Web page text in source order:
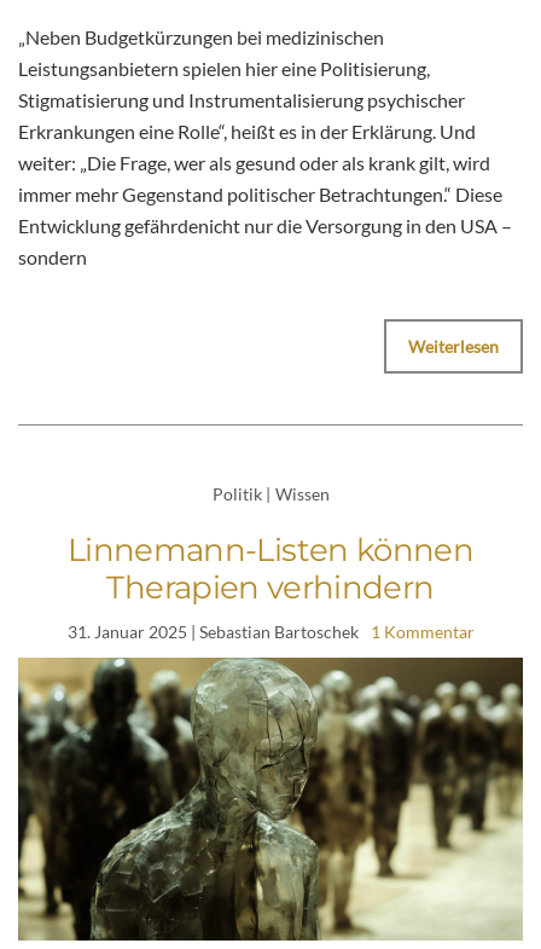
„Neben Budgetkürzungen bei medizinischen
Leistungsanbietern spielen hier eine Politisierung,
Stigmatisierung und Instrumentalisierung psychischer
Erkrankungen eine Rolle“, heißt es in der Erklärung. Und
weiter: „Die Frage, wer als gesund oder als krank gilt, wird
immer mehr Gegenstand politischer Betrachtungen.“ Diese
Entwicklung gefährdenicht nur die Versorgung in den USA –
sondern
Weiterlesen
Politik | Wissen
Linnemann-Listen können
Therapien verhindern
31. Januar 2025 | Sebastian Bartoschek 1 Kommentar